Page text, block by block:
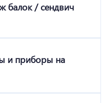
балок / сендвич
и приборы на